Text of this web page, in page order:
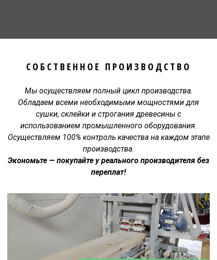
СОБСТВЕННОЕ ПРОИЗВОДСТВО
Мы осуществляем полный цикл производства.
Обладаем всеми необходимыми мощностями для
сушки, склейки и строгания древесины с
использованием промышленного оборудования.
Осуществляем 100% контроль качества на каждом этапе
производства.
Экономьте — покупайте у реального производителя без
переплат!